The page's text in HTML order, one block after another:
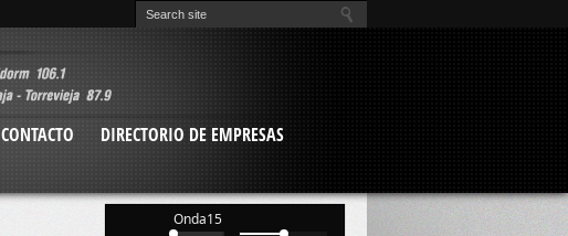
CONTACTO
DIRECTORIO DE EMPRESAS
Onda15